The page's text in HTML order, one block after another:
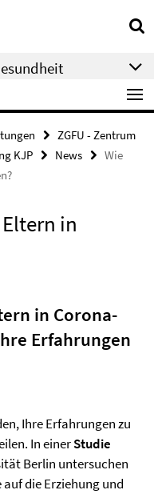
ZGFU - Zentrum
KJP News
Wie
in
in Corona-
Erfahrungen
Ihre Erfahrungen zu
In einerStudie
Berlin untersuchen
die Erziehung und